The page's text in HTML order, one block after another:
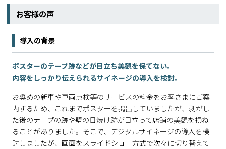
お客様の声
導入の背景
ポスターのテープ跡などが目立ち美観を保てない。
内容をしっかり伝えられるサイネージの導入を検討。
お奨めの新車や車両点検等のサービスの料金をお客さまにご案
内するため、これまでポスターを掲出していましたが、剥がし
た後のテープの跡や壁の日焼け跡が目立って店舗の美観を損ね
ることがありました。そこで、デジタルサイネージの導入を検
討しましたが、画面をスライドショー方式で次々に切り替えて